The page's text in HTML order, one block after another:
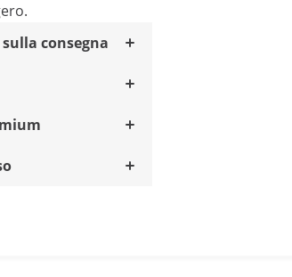
consegna